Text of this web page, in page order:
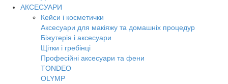
АКСЕСУАРИ
Кейси і косметички
Аксесуари для макіяжу та домашніх процедур
Біжутерія і аксесуари
Щітки і гребінці
Професійні аксесуари та фени
TONDEO
OLYMP